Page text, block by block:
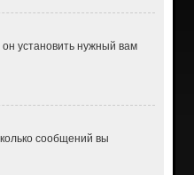
установить нужный вам
сообщений вы